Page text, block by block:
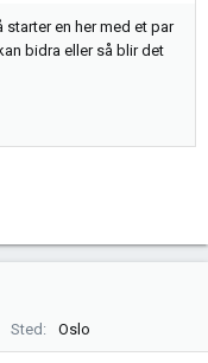
starter en her med et par
bidra eller så blir det
Sted Oslo